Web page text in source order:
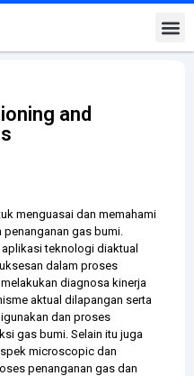
and
menguasai dan memahami
gas bumi.
teknologi diaktual
dalam proses
diagnosa kinerja
aktual dilapangan serta
dan proses
gas bumi. Selain itu juga
microscopic dan
penanganan gas dan